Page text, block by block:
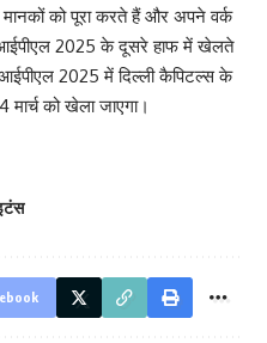
को पूरा करते हैं और अपने वर्क
आईपीएल 2025 के दूसरे हाफ में खेलते
2025 में दिल्ली कैपिटल्स के
को खेला जाएगा।